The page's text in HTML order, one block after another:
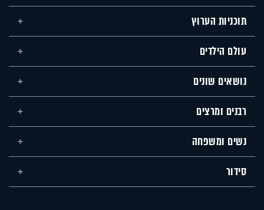
תוכניות הערוץ
עולם הילדים
נושאים שונים
רבנים ומרצים
נשים ומשפחה
סידור